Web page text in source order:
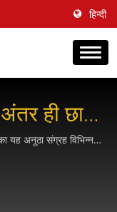
हिन्दी
ही छाप
यह अनूठा संग्रह विभिन्न
मानकों के अनुसार